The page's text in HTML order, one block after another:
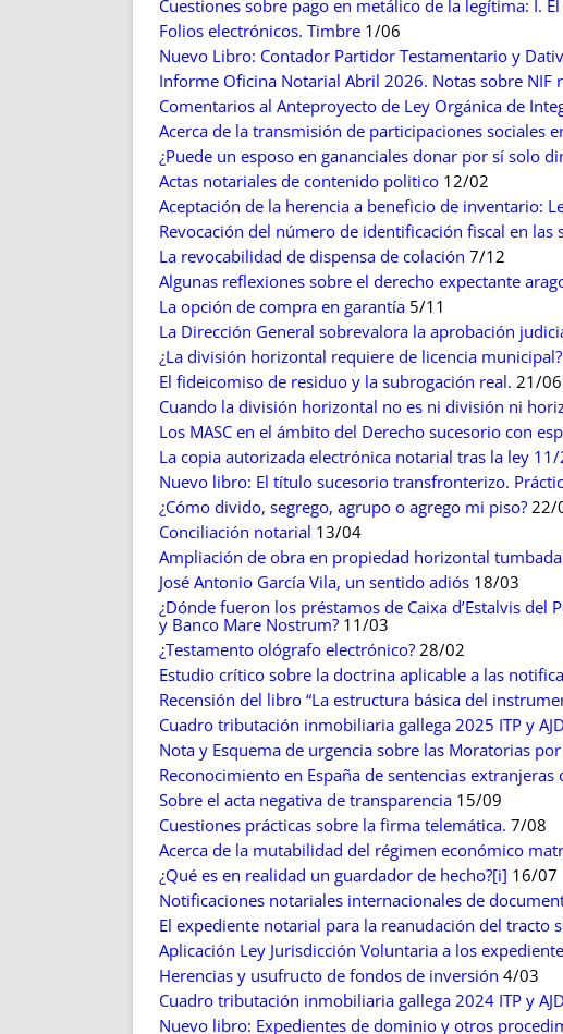
Cuestiones sobre pago en metálico de la legítima: I.
Folios electrónicos. Timbre 1/06
Nuevo Libro: Contador Partidor Testamentario y
Informe Oficina Notarial Abril 2026. Notas sobre NIF
Comentarios al Anteproyecto de Ley Orgánica de
Acerca de la transmisión de participaciones sociales
¿Puede un esposo en gananciales donar por sí solo
Actas notariales de contenido politico 12/02
Aceptación de la herencia a beneficio de inventario:
Revocación del número de identificación fiscal en
La revocabilidad de dispensa de colación 7/12
Algunas reflexiones sobre el derecho expectante
La opción de compra en garantía 5/11
La Dirección General sobrevalora la aprobación
¿La división horizontal requiere de licencia municipal?
El fideicomiso de residuo y la subrogación real. 21/06
Cuando la división horizontal no es ni división ni
Los MASC en el ámbito del Derecho sucesorio con
La copia autorizada electrónica notarial tras la ley
Nuevo libro: El título sucesorio transfronterizo.
¿Cómo divido, segrego, agrupo o agrego mi piso?22/
Conciliación notarial 13/04
Ampliación de obra en propiedad horizontal
José Antonio García Vila, un sentido adiós 18/03
¿Dónde fueron los préstamos de Caixa d’Estalvis del
y Banco Mare Nostrum? 11/03
¿Testamento ológrafo electrónico?28/02
Estudio crítico sobre la doctrina aplicable a las
Recensión del libro “La estructura básica del
Cuadro tributación inmobiliaria gallega 2025 ITP y
Nota y Esquema de urgencia sobre las Moratorias
Reconocimiento en España de sentencias
Sobre el acta negativa de transparencia 15/09
Cuestiones prácticas sobre la firma telemática. 7/08
Acerca de la mutabilidad del régimen económico
¿Qué es en realidad un guardador de hecho?[i] 16/07
Notificaciones notariales internacionales de
El expediente notarial para la reanudación del tracto
Aplicación Ley Jurisdicción Voluntaria a los
Herencias y usufructo de fondos de inversión 4/03
Cuadro tributación inmobiliaria gallega 2024 ITP y
Nuevo libro: Expedientes de dominio y otros